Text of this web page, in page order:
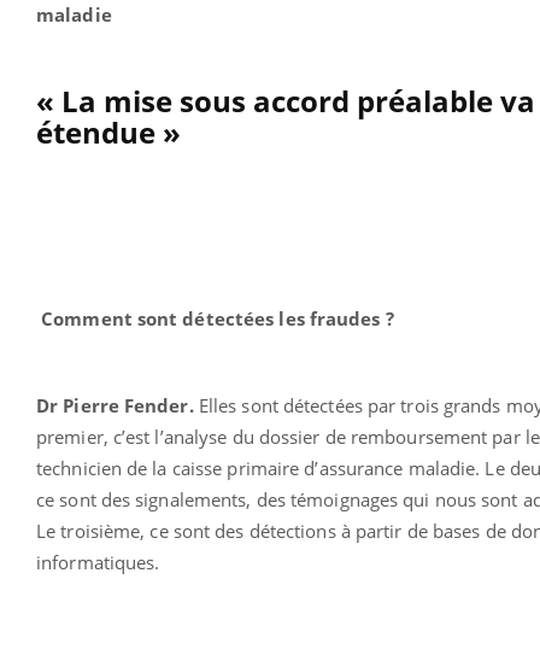
maladie
« La mise sous accord préalable
étendue »
Comment sont détectées les fraudes ?
Dr Pierre Fender. Elles sont détectées par trois grands
premier, c’est l’analyse du dossier de remboursement par le
technicien de la caisse primaire d’assurance maladie. Le
ce sont des signalements, des témoignages qui nous sont
Le troisième, ce sont des détections à partir de bases de
informatiques.